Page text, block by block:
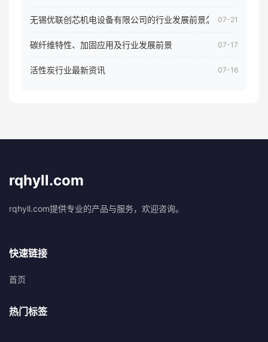
无锡优联创芯机电设备有限公司的行业发展前景怎样07-21
碳纤维特性、加固应用及行业发展前景 07-17
活性炭行业最新资讯 07-16
rqhyll.com
rqhyll.com提供专业的产品与服务，欢迎咨询。
快速链接
首页
热门标签